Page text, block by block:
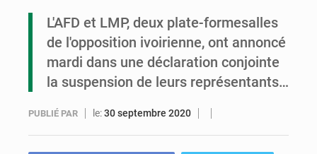
L'AFD et LMP, deux plate-formesalles
de l'opposition ivoirienne, ont annoncé
mardi dans une déclaration conjointe
la suspension de leurs représentants…
PUBLIÉ PAR le:30 septembre 2020